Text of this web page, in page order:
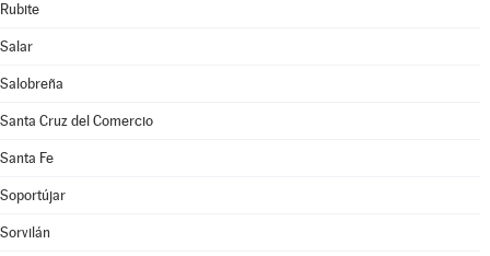
Rubite
Salar
Salobreña
Santa Cruz del Comercio
Santa Fe
Soportújar
Sorvilán